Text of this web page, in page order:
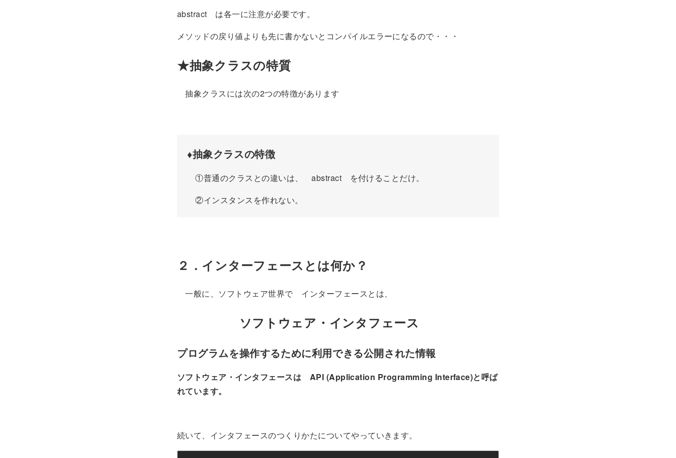
abstract は各一に注意が必要です。
メソッドの戻り値よりも先に書かないとコンパイルエラーになるので・・・
★抽象クラスの特質
抽象クラスには次の2つの特徴があります
♦抽象クラスの特徴
①普通のクラスとの違いは、 abstract を付けることだけ。
②インスタンスを作れない。
２．インターフェースとは何か？
一般に、ソフトウェア世界で インターフェースとは、
ソフトウェア・インタフェース
プログラムを操作するために利用できる公開された情報
ソフトウェア・インタフェースは API (Application Programming Interface)と呼ば
れています。
続いて、インタフェースのつくりかたについてやっていきます。